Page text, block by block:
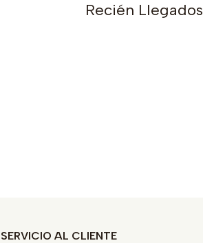
Recién Llegados
SERVICIO AL CLIENTE